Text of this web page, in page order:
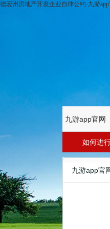
德宏州房地产开发企业自律公约-九游app
九游app官网
如何进
九游app官